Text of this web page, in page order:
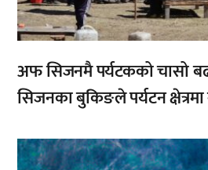
अफ सिजनमै पर्यटकको चासो
सिजनका बुकिङले पर्यटन
,